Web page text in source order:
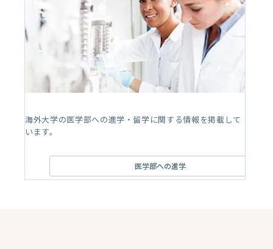
海外大学の医学部への進学・留学に関する情報を掲載して
います。
医学部への進学